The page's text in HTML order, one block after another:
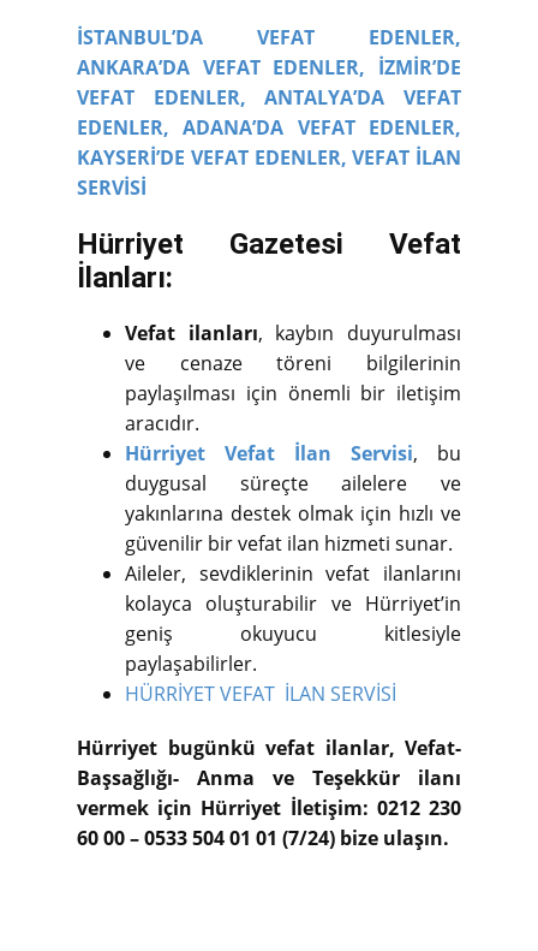
İSTANBUL’DA VEFAT EDENLER,
ANKARA’DA VEFAT EDENLER, İZMİR’DE
VEFAT EDENLER,
ANTALYA’DA VEFAT
EDENLER, ADANA’DA VEFAT EDENLER,
KAYSERİ’DE VEFAT EDENLER, VEFAT İLAN
SERVİSİ
Hürriyet Gazetesi Vefat
İlanları:
Vefat ilanları, kaybın duyurulması
ve cenaze töreni bilgilerinin
paylaşılması için önemli bir iletişim
aracıdır.
Hürriyet Vefat İlan Servisi, bu
duygusal süreçte ailelere ve
yakınlarına destek olmak için hızlı ve
güvenilir bir vefat ilan hizmeti sunar.
Aileler, sevdiklerinin vefat ilanlarını
kolayca oluşturabilir ve Hürriyet’in
geniş okuyucu kitlesiyle
paylaşabilirler.
HÜRRİYET VEFAT İLAN SERVİSİ
Hürriyet bugünkü vefat ilanlar, Vefat-
Başsağlığı- Anma ve Teşekkür ilanı
vermek için Hürriyet İletişim: 0212 230
60 00 – 0533 504 01 01 (7/24) bize ulaşın.